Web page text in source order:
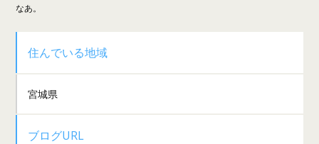
なあ。
住んでいる地域
宮城県
ブログURL